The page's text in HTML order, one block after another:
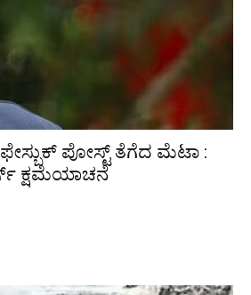
ಪೋಸ್ಟ್‌ ತೆಗೆದ ಮೆಟಾ :
ಕ್ಷಮೆಯಾಚನೆ